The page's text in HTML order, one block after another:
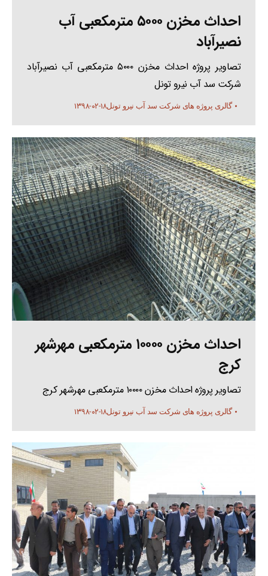
احداث مخزن ۵۰۰۰ مترمکعبی آب
نصیرآباد
تصاویر پروژه احداث مخزن ۵۰۰۰ مترمکعبی آب نصیرآباد
شرکت سد آب نیرو تونل
گالری پروژه های شرکت سد آب نیرو تونل۱۳۹۸-۰۲-۱۸
احداث مخزن ۱۰۰۰۰ مترمکعبی مهرشهر
کرج
تصاویر پروژه احداث مخزن ۱۰۰۰۰ مترمکعبی مهرشهر کرج
گالری پروژه های شرکت سد آب نیرو تونل۱۳۹۸-۰۲-۱۸